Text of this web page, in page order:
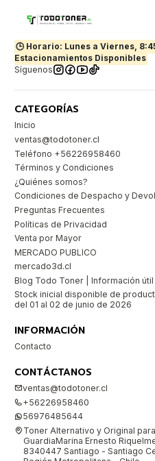
🕒 Horario: Lunes a Viernes,
Estacionamientos Disponibles
Síguenos
CATEGORÍAS
Inicio
ventas@todotoner.cl
Teléfono +56226958460
Términos y Condiciones
¿Quiénes somos?
Condiciones de Despacho y
Preguntas Frecuentes
Políticas de Privacidad
Venta por Mayor
MERCADO PUBLICO
mercado3d.cl
Blog Todo Toner | Información útil
Stock inicial disponible de
del 01 al 02 de junio de 2026
INFORMACIÓN
Contacto
CONTÁCTANOS
ventas@todotoner.cl
+56226958460
56976485644
Toner Alternativo y Original
GuardiaMarina Ernesto
8340447 Santiago - Santiago